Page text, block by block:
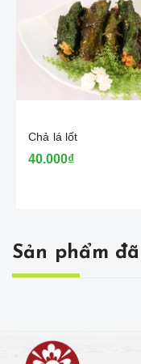
Chả lá lốt
40.000₫
Sản phẩm